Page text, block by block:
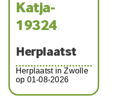
Katja-
19324
Herplaatst
Herplaatst in Zwolle
op 01-08-2026